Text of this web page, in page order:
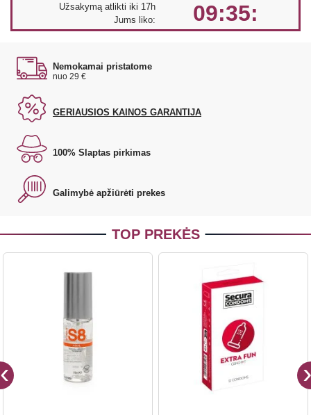
Užsakymą atlikti iki 17h
Jums liko:
09:35:
Nemokamai pristatome
nuo 29 €
GERIAUSIOS KAINOS GARANTIJA
100% Slaptas pirkimas
Galimybė apžiūrėti prekes
TOP PREKĖS